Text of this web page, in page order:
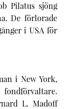
Pilatus sjöng
De förlorade
i USA för
i New York,
L. Madoff